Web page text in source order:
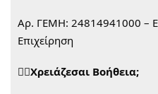
Αρ. ΓΕΜΗ: 24814941000 –
Επιχείρηση
🙋‍♀️Χρειάζεσαι Βοήθεια;